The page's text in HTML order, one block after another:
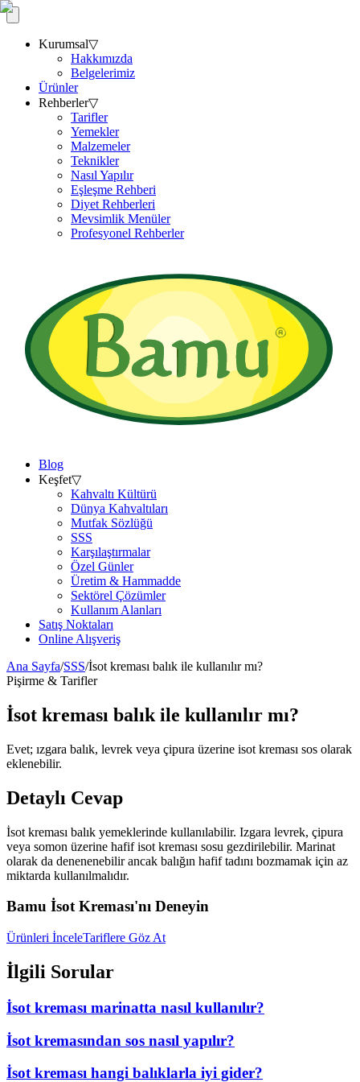
Kurumsal▽
Hakkımızda
Belgelerimiz
Ürünler
Rehberler▽
Tarifler
Yemekler
Malzemeler
Teknikler
Nasıl Yapılır
Eşleşme Rehberi
Diyet Rehberleri
Mevsimlik Menüler
Profesyonel Rehberler
Blog
Keşfet▽
Kahvaltı Kültürü
Dünya Kahvaltıları
Mutfak Sözlüğü
SSS
Karşılaştırmalar
Özel Günler
Üretim & Hammadde
Sektörel Çözümler
Kullanım Alanları
Satış Noktaları
Online Alışveriş
Ana Sayfa/SSS/İsot kreması balık ile kullanılır mı?
Pişirme & Tarifler
İsot kreması balık ile kullanılır mı?
Evet; ızgara balık, levrek veya çipura üzerine isot kreması sos olarak
eklenebilir.
Detaylı Cevap
İsot kreması balık yemeklerinde kullanılabilir. Izgara levrek, çipura
veya somon üzerine hafif isot kreması sosu gezdirilebilir. Marinat
olarak da denenenebilir ancak balığın hafif tadını bozmamak için az
miktarda kullanılmalıdır.
Bamu İsot Kreması'nı Deneyin
Ürünleri İnceleTariflere Göz At
İlgili Sorular
İsot kreması marinatta nasıl kullanılır?
İsot kremasından sos nasıl yapılır?
İsot kreması hangi balıklarla iyi gider?